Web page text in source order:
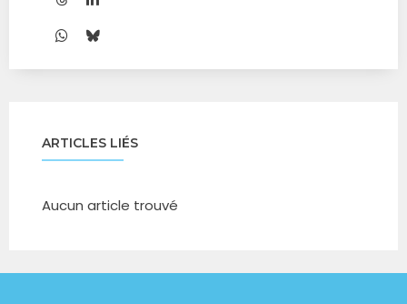
ARTICLES LIÉS
Aucun article trouvé